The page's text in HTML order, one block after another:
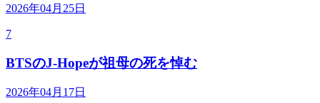
2026年04月25日
7
BTSのJ-Hopeが祖母の死を悼む
2026年04月17日